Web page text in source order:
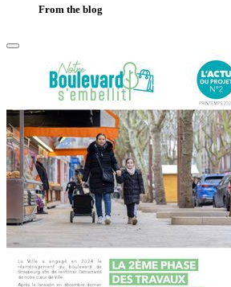
From the blog